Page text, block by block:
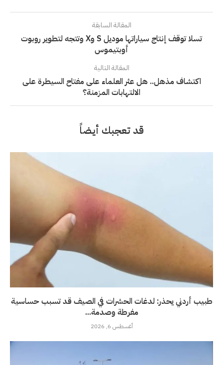
المقالة السابقة
تسلا توقف إنتاج سياراتها موديل S وX وتتجه لتطوير روبوت
أوبتيموس
المقالة التالية
اكتشاف مذهل.. هل عثر العلماء على مفتاح السيطرة على
الالتهابات المزمنة؟
قد تعجبك أيضاً
طبيب أردني يحذر: لدغات الحشرات في الصيف قد تسبب حساسية
مفرطة وصدمة...
أغسطس 6, 2026